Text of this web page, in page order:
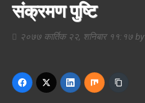
संक्रमण पुष्टि
२०७७ कार्तिक २२, शनिबार ११:१७ by